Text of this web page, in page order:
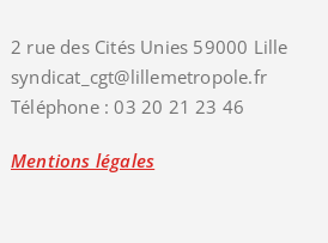
2 rue des Cités Unies 59000 Lille
syndicat_cgt@lillemetropole.fr
Téléphone : 03 20 21 23 46
Mentions légales